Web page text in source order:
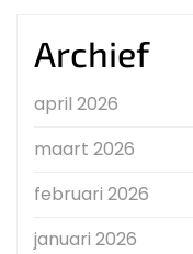
Archief
april 2026
maart 2026
februari 2026
januari 2026